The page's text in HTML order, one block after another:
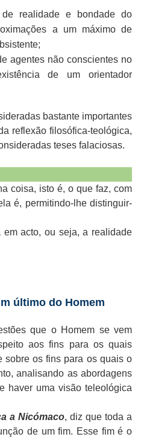
realidade e bondade do
a um máximo de
agentes não conscientes no
de um orientador
bastante importantes
reflexão filosófica-teológica,
teses falaciosas.
coisa, isto é, o que faz, com
é, permitindo-lhe distinguir-
acto, ou seja, a realidade
último do Homem
que o Homem se vem
aos fins para os quais
sobre os fins para os quais o
analisando as abordagens
haver uma visão teleológica
a Nicómaco, diz que toda a
de um fim. Esse fim é o